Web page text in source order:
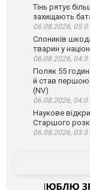
Тінь рятує
захищають
06.08.2026,
Слоників
тварин у
06.08.2026,
Поляк 55
й став першою
(NV)
06.08.2026,
Наукове
Старшого
06.08.2026,